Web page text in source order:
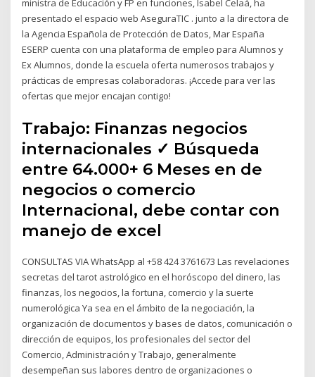
ministra de Educación y FP en funciones, Isabel Celaá, ha
presentado el espacio web AseguraTIC . junto a la directora de
la Agencia Española de Protección de Datos, Mar España
ESERP cuenta con una plataforma de empleo para Alumnos y
Ex Alumnos, donde la escuela oferta numerosos trabajos y
prácticas de empresas colaboradoras. ¡Accede para ver las
ofertas que mejor encajan contigo!
Trabajo: Finanzas negocios
internacionales ✓ Búsqueda
entre 64.000+ 6 Meses en de
negocios o comercio
Internacional, debe contar con
manejo de excel
CONSULTAS VIA WhatsApp al +58 424 3761673 Las revelaciones
secretas del tarot astrológico en el horóscopo del dinero, las
finanzas, los negocios, la fortuna, comercio y la suerte
numerológica Ya sea en el ámbito de la negociación, la
organización de documentos y bases de datos, comunicación o
dirección de equipos, los profesionales del sector del
Comercio, Administración y Trabajo, generalmente
desempeñan sus labores dentro de organizaciones o